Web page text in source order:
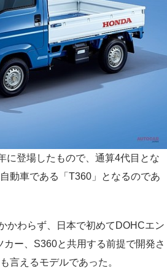
に登場したもので、通算4代目とな
動車である「T360」となるのであ
かわらず、日本で初めてDOHCエン
ー、S360と共用する前提で開発さ
言えるモデルであった。